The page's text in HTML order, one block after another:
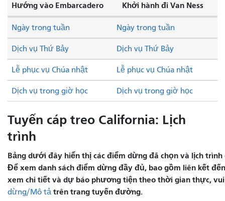
Hướng vào Embarcadero Khởi hành đi Van Ness
Dịch vụ Thứ Bảy Dịch vụ Thứ Bảy
Lễ phục vụ Chúa nhật Lễ phục vụ Chúa nhật
Ngày trong tuần Ngày trong tuần
Dịch vụ trong giờ học Dịch vụ trong giờ học
Tuyến cáp treo California: Lịch
trình
Bảng dưới đây hiển thị các điểm dừng đã chọn và lịch
Để xem danh sách điểm dừng đầy đủ, bao gồm liên kết
xem chi tiết và dự báo phương tiện theo thời gian thực,
dừng/Mô tả trên trang tuyến đường.